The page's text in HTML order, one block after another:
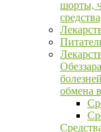
шорты,
обмена